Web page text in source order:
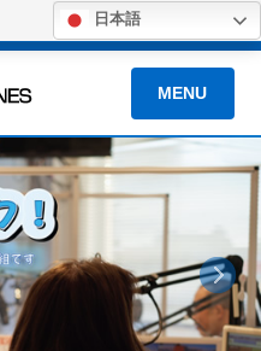
日本語
MENU